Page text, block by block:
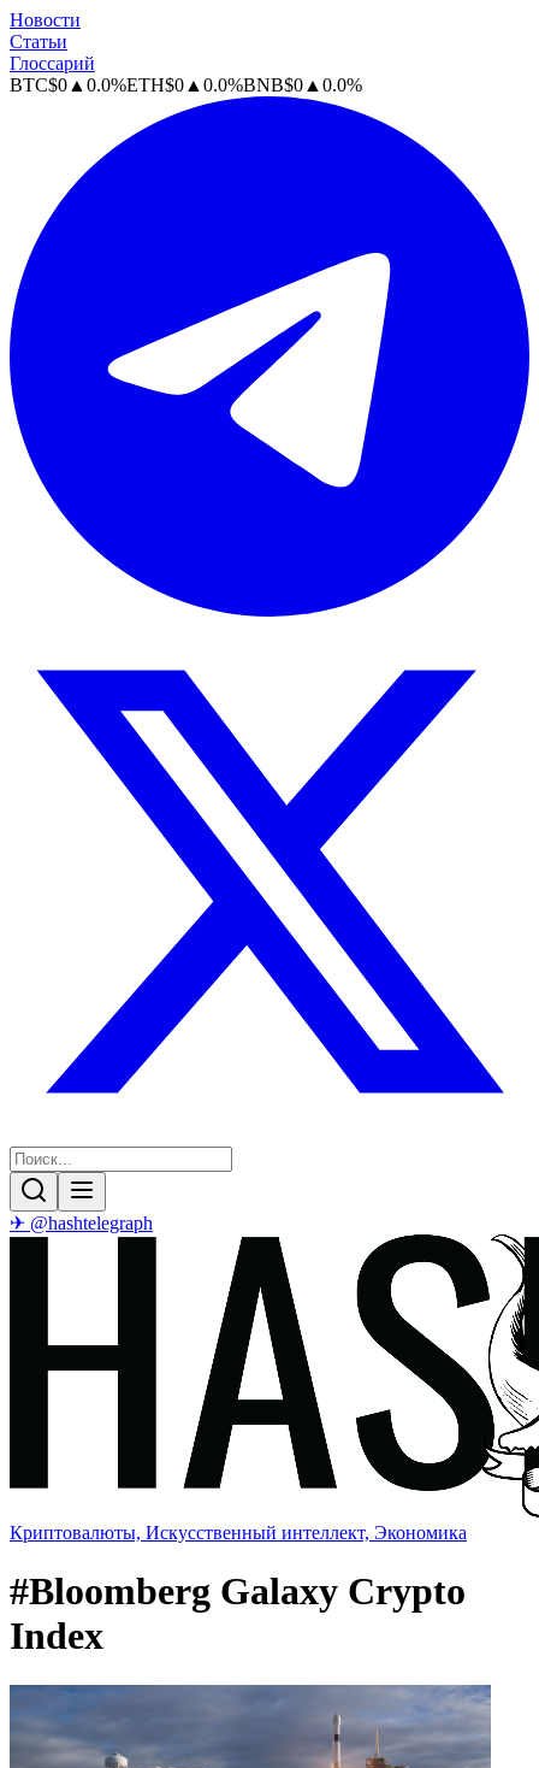
Новости
Статьи
Глоссарий
BTC$0 ▲ 0.0%ETH$0 ▲ 0.0%BNB$0 ▲ 0.0%
✈ @hashtelegraph
Криптовалюты, Искусственный интеллект, Экономика
#Bloomberg Galaxy Crypto
Index